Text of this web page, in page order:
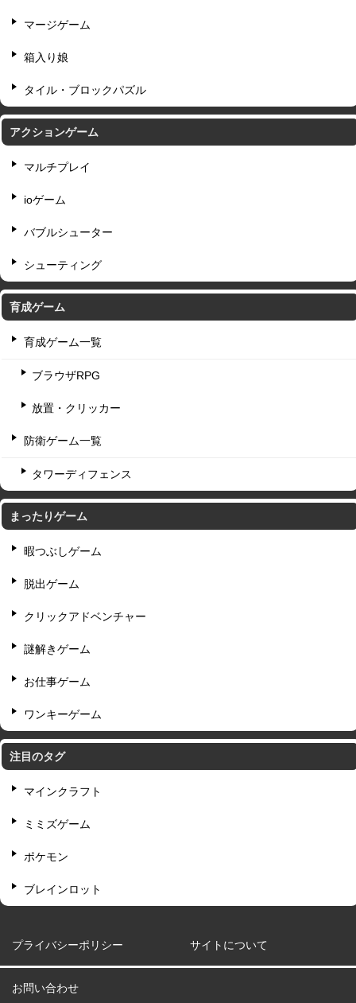
マージゲーム
箱入り娘
タイル・ブロックパズル
アクションゲーム
マルチプレイ
ioゲーム
バブルシューター
シューティング
育成ゲーム
育成ゲーム一覧
ブラウザRPG
放置・クリッカー
防衛ゲーム一覧
タワーディフェンス
まったりゲーム
暇つぶしゲーム
脱出ゲーム
クリックアドベンチャー
謎解きゲーム
お仕事ゲーム
ワンキーゲーム
注目のタグ
マインクラフト
ミミズゲーム
ポケモン
ブレインロット
プライバシーポリシー サイトについて
お問い合わせ